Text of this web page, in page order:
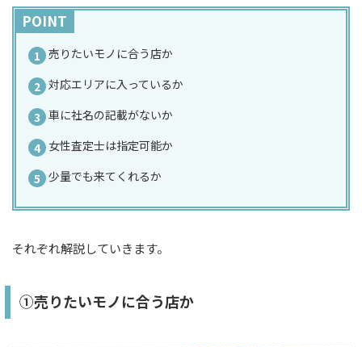
POINT
売りたいモノに合う店か
対応エリアに入っているか
車に社名の記載がないか
女性査定士は指定可能か
少量でも来てくれるか
それぞれ解説していきます。
①売りたいモノに合う店か